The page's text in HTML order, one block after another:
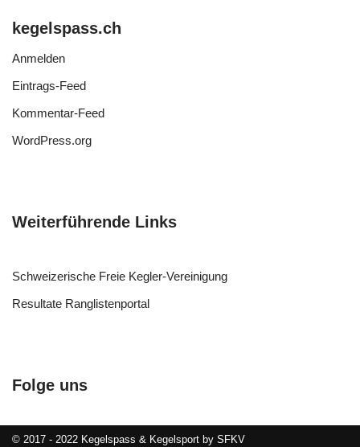
kegelspass.ch
Anmelden
Eintrags-Feed
Kommentar-Feed
WordPress.org
Weiterführende Links
Schweizerische Freie Kegler-Vereinigung
Resultate Ranglistenportal
Folge uns
© 2017 - 2022 Kegelspass & Kegelsport by SFKV